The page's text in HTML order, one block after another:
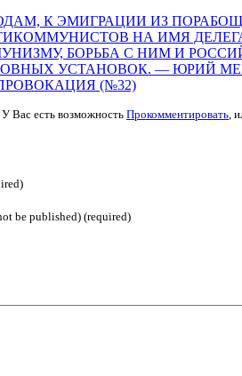
К ЭМИГРАЦИИ ИЗ
НА ИМЯ
БОРЬБА С НИМ И
УСТАНОВОК. — ЮРИЙ
(№32)
. У Вас есть возможность Прокомментировать ,
be published) (required)